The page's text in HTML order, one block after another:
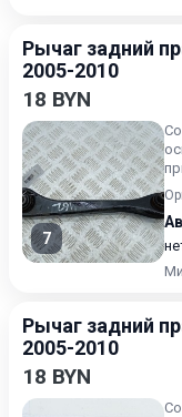
Рычаг задний
2005-2010
18 BYN
7
Рычаг задний
2005-2010
18 BYN